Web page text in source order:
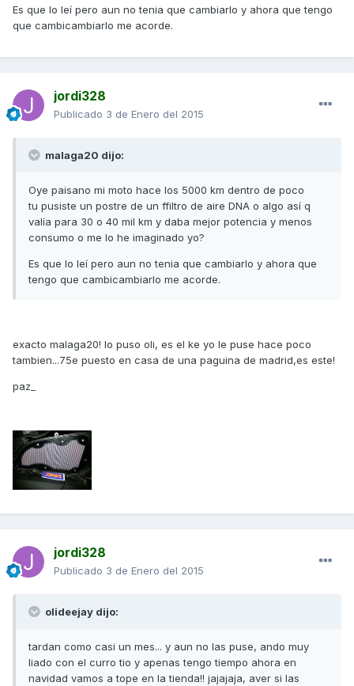
Es que lo leí pero aun no tenia que cambiarlo y ahora que tengo
que cambicambiarlo me acorde.
jordi328
Publicado 3 de Enero del 2015
malaga20 dijo:
Oye paisano mi moto hace los 5000 km dentro de poco
tu pusiste un postre de un ffiltro de aire DNA o algo así q
valía para 30 o 40 mil km y daba mejor potencia y menos
consumo o me lo he imaginado yo?
Es que lo leí pero aun no tenia que cambiarlo y ahora que
tengo que cambicambiarlo me acorde.
exacto malaga20! lo puso oli, es el ke yo le puse hace poco
tambien...75e puesto en casa de una paguina de madrid,es este!
paz_
jordi328
Publicado 3 de Enero del 2015
olideejay dijo:
tardan como casi un mes... y aun no las puse, ando muy
liado con el curro tio y apenas tengo tiempo ahora en
navidad vamos a tope en la tienda!! jajajaja, aver si las